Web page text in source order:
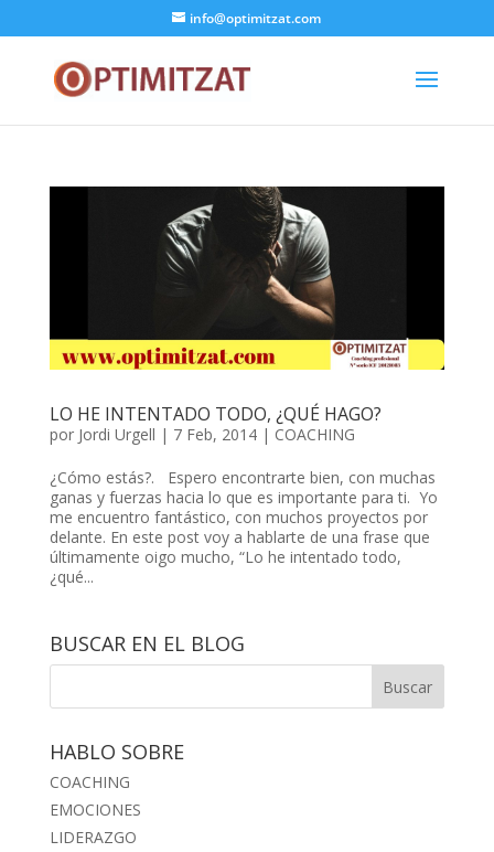
info@optimitzat.com
LO HE INTENTADO TODO, ¿QUÉ HAGO?
por Jordi Urgell | 7 Feb, 2014| COACHING
¿Cómo estás?. Espero encontrarte bien, con muchas
ganas y fuerzas hacia lo que es importante para ti. Yo
me encuentro fantástico, con muchos proyectos por
delante. En este post voy a hablarte de una frase que
últimamente oigo mucho, “Lo he intentado todo,
¿qué...
BUSCAR EN EL BLOG
HABLO SOBRE
COACHING
EMOCIONES
LIDERAZGO